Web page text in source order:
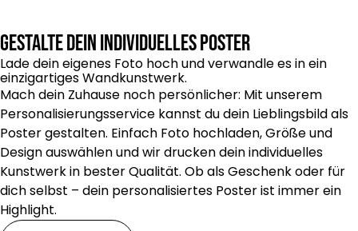
Gestalte dein individuelles Poster
Lade dein eigenes Foto hoch und verwandle es in ein
einzigartiges Wandkunstwerk.
Mach dein Zuhause noch persönlicher: Mit unserem
Personalisierungsservice kannst du dein Lieblingsbild als
Poster gestalten. Einfach Foto hochladen, Größe und
Design auswählen und wir drucken dein individuelles
Kunstwerk in bester Qualität. Ob als Geschenk oder für
dich selbst – dein personalisiertes Poster ist immer ein
Highlight.